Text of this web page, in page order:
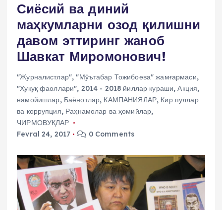
Сиёсий ва диний
маҳкумларни озод қилишни
давом эттиринг жаноб
Шавкат Миромонович!
"Журналистлар","Мўътабар Тожибоева" жамғармаси,
"Ҳуқуқ фаоллари", 2014 - 2018 йиллар кураши,Акция,
намойишлар, Баёнотлар, КАМПАНИЯЛАР, Кир пуллар
ва коррупция, Раҳнамолар ва ҳомийлар,
ЧИРМОВУҚЛАР
Fevral 24, 2017
0 Comments